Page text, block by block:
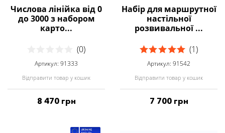
Числова лінійка від 0
до 3000 з набором
карто...
(0)
Артикул: 91333
Відправити товар у кошик
8 470 грн
Набір для маршрутної
настільної
розвивальної ...
(1)
Артикул: 91542
Відправити товар у кошик
7 700 грн